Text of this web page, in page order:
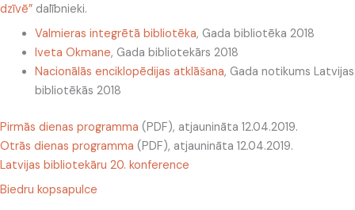
dzīvē” dalībnieki.
Valmieras integrētā bibliotēka, Gada bibliotēka 2018
Iveta Okmane, Gada bibliotekārs 2018
Nacionālās enciklopēdijas atklāšana, Gada notikums Latvijas
bibliotēkās 2018
Pirmās dienas programma (PDF), atjaunināta 12.04.2019.
Otrās dienas programma (PDF), atjaunināta 12.04.2019.
Latvijas bibliotekāru 20. konference
Biedru kopsapulce